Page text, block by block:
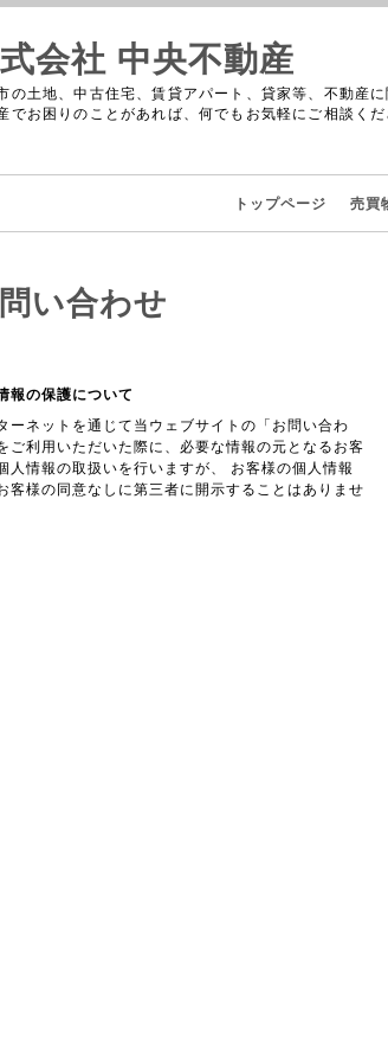
会社 中央不動産
の土地、中古住宅、賃貸アパート、貸家等、不動産
でお困りのことがあれば、何でもお気軽にご相談くだ
トップページ 売買
い合わせ
報の保護について
ーネットを通じて当ウェブサイトの「お問い合わ
ご利用いただいた際に、必要な情報の元となるお客
人情報の取扱いを行いますが、 お客様の個人情報
客様の同意なしに第三者に開示することはありませ